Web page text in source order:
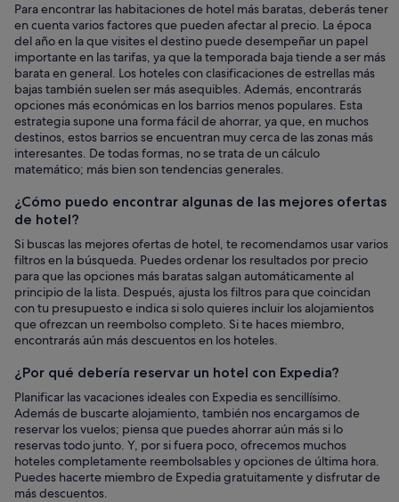
Para encontrar las habitaciones de hotel más baratas, deberás tener
en cuenta varios factores que pueden afectar al precio. La época
del año en la que visites el destino puede desempeñar un papel
importante en las tarifas, ya que la temporada baja tiende a ser más
barata en general. Los hoteles con clasificaciones de estrellas más
bajas también suelen ser más asequibles. Además, encontrarás
opciones más económicas en los barrios menos populares. Esta
estrategia supone una forma fácil de ahorrar, ya que, en muchos
destinos, estos barrios se encuentran muy cerca de las zonas más
interesantes. De todas formas, no se trata de un cálculo
matemático; más bien son tendencias generales.
¿Cómo puedo encontrar algunas de las mejores ofertas
de hotel?
Si buscas las mejores ofertas de hotel, te recomendamos usar varios
filtros en la búsqueda. Puedes ordenar los resultados por precio
para que las opciones más baratas salgan automáticamente al
principio de la lista. Después, ajusta los filtros para que coincidan
con tu presupuesto e indica si solo quieres incluir los alojamientos
que ofrezcan un reembolso completo. Si te haces miembro,
encontrarás aún más descuentos en los hoteles.
¿Por qué debería reservar un hotel con Expedia?
Planificar las vacaciones ideales con Expedia es sencillísimo.
Además de buscarte alojamiento, también nos encargamos de
reservar los vuelos; piensa que puedes ahorrar aún más si lo
reservas todo junto. Y, por si fuera poco, ofrecemos muchos
hoteles completamente reembolsables y opciones de última hora.
Puedes hacerte miembro de Expedia gratuitamente y disfrutar de
más descuentos.